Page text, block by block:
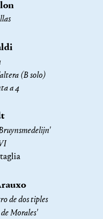
(B solo)
a 4
de dos tiples
Morales'